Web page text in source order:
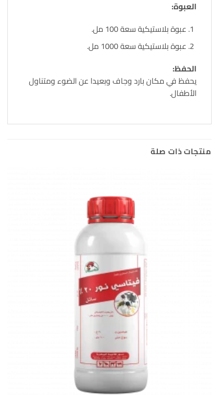
العبوة:
عبوة بلاستيكية سعة 100 مل.
عبوة بلاستيكية سعة 1000 مل.
الحفظ:
يحفظ في مكان بارد وجاف وبعيدا عن الضوء ومتناول
الأطفال.
منتجات ذات صلة